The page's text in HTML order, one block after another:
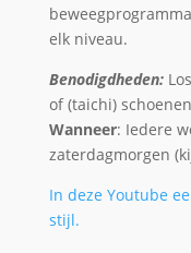
elk niveau.
Benodigdheden:
of (taichi)
Wanneer: Iedere
zaterdagmorgen
In deze Youtube
stijl.